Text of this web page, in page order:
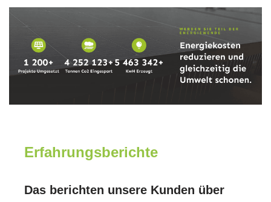
Erfahrungsberichte
Das berichten unsere Kunden über